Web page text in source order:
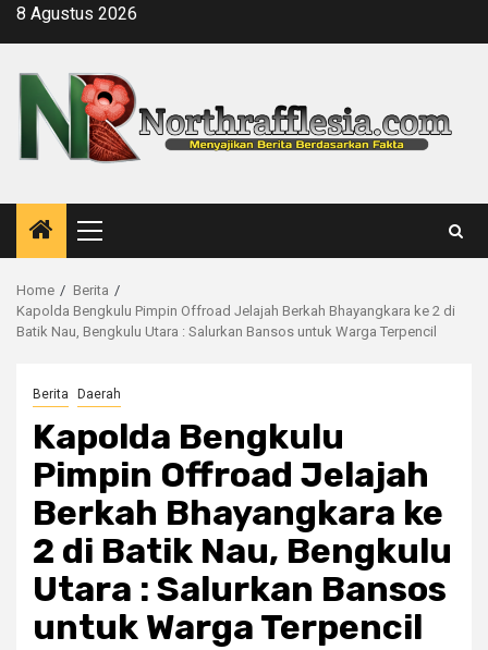
Skip8 Agustus 2026
Primary
Menu
Home
Berita
Kapolda Bengkulu Pimpin Offroad Jelajah Berkah Bhayangkara ke 2 di
Batik Nau, Bengkulu Utara : Salurkan Bansos untuk Warga Terpencil
Berita Daerah
Kapolda Bengkulu
Pimpin Offroad Jelajah
Berkah Bhayangkara ke
2 di Batik Nau, Bengkulu
Utara : Salurkan Bansos
untuk Warga Terpencil